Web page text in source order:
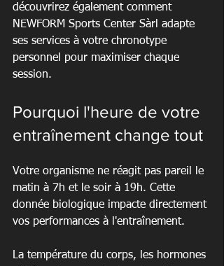
découvrirez également comment
NEWFORM Sports Center Sàrl adapte
ses services à votre chronotype
personnel pour maximiser chaque
session.
Pourquoi l'heure de votre
entraînement change tout
Votre organisme ne réagit pas pareil le
matin à 7h et le soir à 19h. Cette
donnée biologique impacte directement
vos performances à l'entraînement.
La température du corps, les hormones